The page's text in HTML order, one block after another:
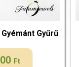
Gyűrű
Ft